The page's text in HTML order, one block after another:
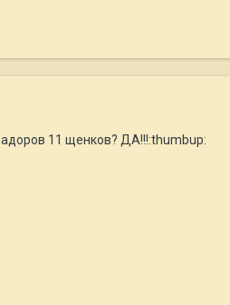
11 щенков? ДА!!!:thumbup: